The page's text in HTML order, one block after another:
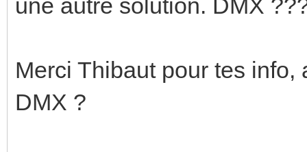
une autre solution. DMX
Merci Thibaut pour tes
DMX ?